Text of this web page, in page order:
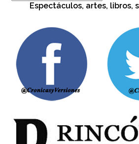
Espectáculos, artes, libros,